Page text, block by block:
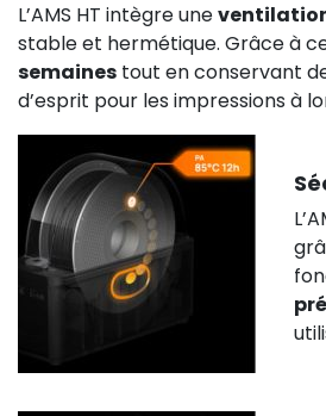
L’AMS HT intègre une
stable et hermétique. Grâce à
semaines tout en conservant
d’esprit pour les impressions à